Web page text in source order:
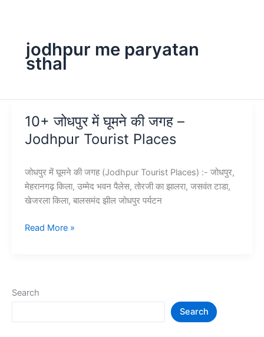
jodhpur me paryatan
sthal
10+ जोधपुर में घूमने की जगह –
Jodhpur Tourist Places
जोधपुर में घूमने की जगह (Jodhpur Tourist Places) :- जोधपुर,
मेहरानगढ़ किला, उम्मेद भवन पैलेस, तोरजी का झालरा, जसवंत टाडा,
खेजरला किला, बालसमंद झील जोधपुर पर्यटन
10+
जगह
Read More »
Search
Search